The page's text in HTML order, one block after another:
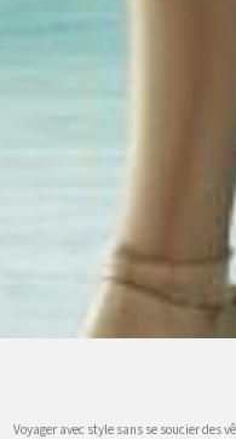
Voyager avec style sans se soucier des